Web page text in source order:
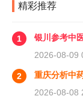
精彩推荐
1
银川参考中
2026-08-09
2
重庆分析中
2026-08-08